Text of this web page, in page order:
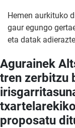
Hemen aurkituko
gaur egungo
eta datak
Agurainek
tren zerbitzu
proposatu